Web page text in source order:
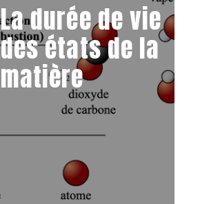
La durée de vie
des états de la
matière